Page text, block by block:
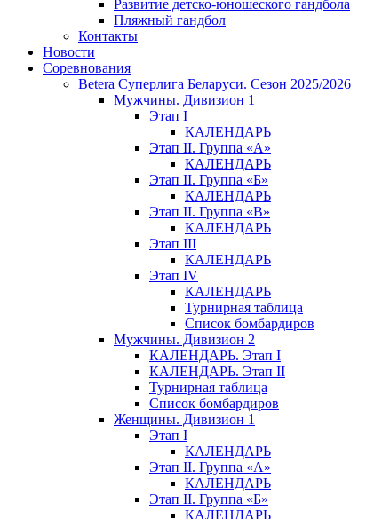
Развитие детско-юношеского гандбола
Пляжный гандбол
Контакты
Новости
Соревнования
Betera Суперлига Беларуси. Сезон 2025/2026
Мужчины. Дивизион 1
Этап I
КАЛЕНДАРЬ
Этап II. Группа «А»
КАЛЕНДАРЬ
Этап II. Группа «Б»
КАЛЕНДАРЬ
Этап II. Группа «В»
КАЛЕНДАРЬ
Этап III
КАЛЕНДАРЬ
Этап IV
КАЛЕНДАРЬ
Турнирная таблица
Список бомбардиров
Мужчины. Дивизион 2
КАЛЕНДАРЬ. Этап I
КАЛЕНДАРЬ. Этап II
Турнирная таблица
Список бомбардиров
Женщины. Дивизион 1
Этап I
КАЛЕНДАРЬ
Этап II. Группа «А»
КАЛЕНДАРЬ
Этап II. Группа «Б»
КАЛЕНДАРЬ